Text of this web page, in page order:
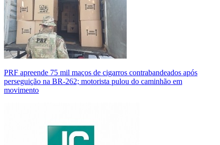
PRF apreende 75 mil maços de cigarros contrabandeados após
perseguição na BR-262; motorista pulou do caminhão em
movimento